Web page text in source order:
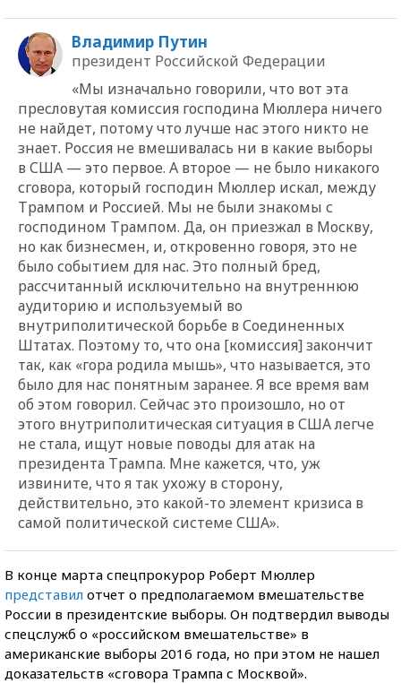
Владимир Путин
президент Российской Федерации
«Мы изначально говорили, что вот эта
пресловутая комиссия господина Мюллера ничего
не найдет, потому что лучше нас этого никто не
знает. Россия не вмешивалась ни в какие выборы
в США — это первое. А второе — не было никакого
сговора, который господин Мюллер искал, между
Трампом и Россией. Мы не были знакомы с
господином Трампом. Да, он приезжал в Москву,
но как бизнесмен, и, откровенно говоря, это не
было событием для нас. Это полный бред,
рассчитанный исключительно на внутреннюю
аудиторию и используемый во
внутриполитической борьбе в Соединенных
Штатах. Поэтому то, что она [комиссия] закончит
так, как «гора родила мышь», что называется, это
было для нас понятным заранее. Я все время вам
об этом говорил. Сейчас это произошло, но от
этого внутриполитическая ситуация в США легче
не стала, ищут новые поводы для атак на
президента Трампа. Мне кажется, что, уж
извините, что я так ухожу в сторону,
действительно, это какой-то элемент кризиса в
самой политической системе США».
В конце марта спецпрокурор Роберт Мюллер
представил отчет о предполагаемом вмешательстве
России в президентские выборы. Он подтвердил выводы
спецслужб о «российском вмешательстве» в
американские выборы 2016 года, но при этом не нашел
доказательств «сговора Трампа с Москвой».